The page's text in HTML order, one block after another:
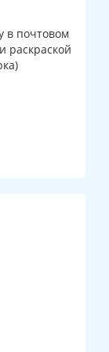
в почтовом
раскраской